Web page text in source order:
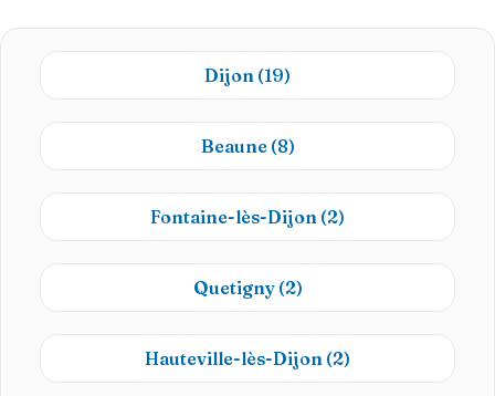
Dijon (19)
Beaune (8)
Fontaine-lès-Dijon (2)
Quetigny (2)
Hauteville-lès-Dijon (2)